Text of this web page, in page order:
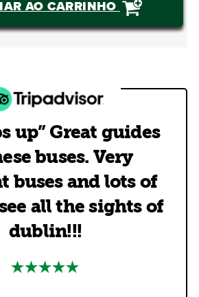
AO CARRINHO
up” Great guides
buses. Very
buses and lots of
all the sights of
dublin!!!